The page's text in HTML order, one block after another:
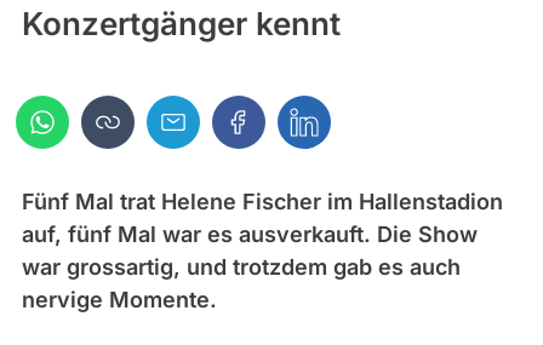
Konzertgänger kennt
Fünf Mal trat Helene Fischer im Hallenstadion
auf, fünf Mal war es ausverkauft. Die Show
war grossartig, und trotzdem gab es auch
nervige Momente.